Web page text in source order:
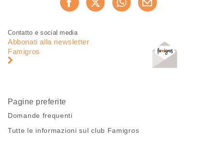
Consiglia ora
Piè
pagina
Navigazione
pagina
Contatto e social media
Abbonati alla newsletter
Famigros
Pagine preferite
Domande frequenti
Tutte le informazioni sul club Famigros